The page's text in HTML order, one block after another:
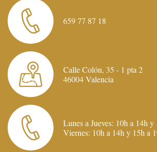
659 77 87 18
Calle Colón, 35 - 1 pta 2
46004 Valencia
Lunes a Jueves: 10h a 14h y
Viernes: 10h a 14h y 15h a